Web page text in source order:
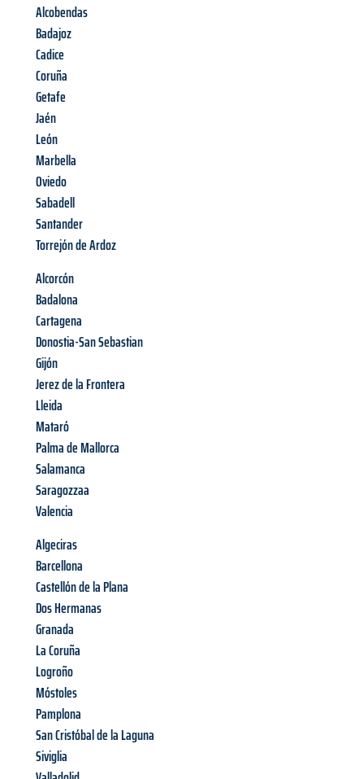
Alcobendas
Badajoz
Cadice
Coruña
Getafe
Jaén
León
Marbella
Oviedo
Sabadell
Santander
Torrejón de Ardoz
Alcorcón
Badalona
Cartagena
Donostia-San Sebastian
Gijón
Jerez de la Frontera
Lleida
Mataró
Palma de Mallorca
Salamanca
Saragozzaa
Valencia
Algeciras
Barcellona
Castellón de la Plana
Dos Hermanas
Granada
La Coruña
Logroño
Móstoles
Pamplona
San Cristóbal de la Laguna
Siviglia